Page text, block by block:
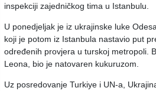
inspekciji zajedničkog tima u Istanbulu.
U ponedjeljak je iz ukrajinske luke
koji je potom iz Istanbula nastavio put
određenih provjera u turskoj metropoli.
Leona, bio je natovaren kukuruzom.
Uz posredovanje Turkiye i UN-a,